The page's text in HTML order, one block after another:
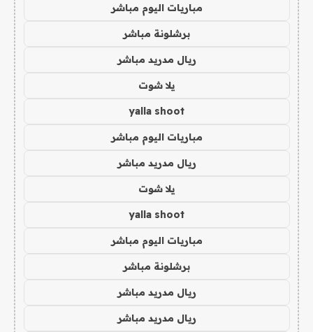
مباريات اليوم مباشر
برشلونة مباشر
ريال مدريد مباشر
يلا شوت
yalla shoot
مباريات اليوم مباشر
ريال مدريد مباشر
يلا شوت
yalla shoot
مباريات اليوم مباشر
برشلونة مباشر
ريال مدريد مباشر
ريال مدريد مباشر